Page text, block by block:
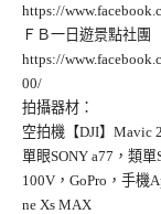
https://
ＦＢ一日遊景點社團
https://
00/
拍攝器材：
空拍機【DJI】Mavic
單眼SONY a77，類
100V，GoPro，手機
ne Xs MAX